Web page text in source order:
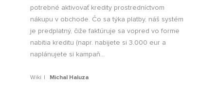
potrebné aktivovať kredity prostredníctvom
nákupu v obchode. Čo sa týka platby, náš systém
je predplatný, čiže faktúruje sa vopred vo forme
nabitia kreditu (napr. nabijete si 3.000 eur a
naplánujete si kampaň...
Wiki Michal Haluza